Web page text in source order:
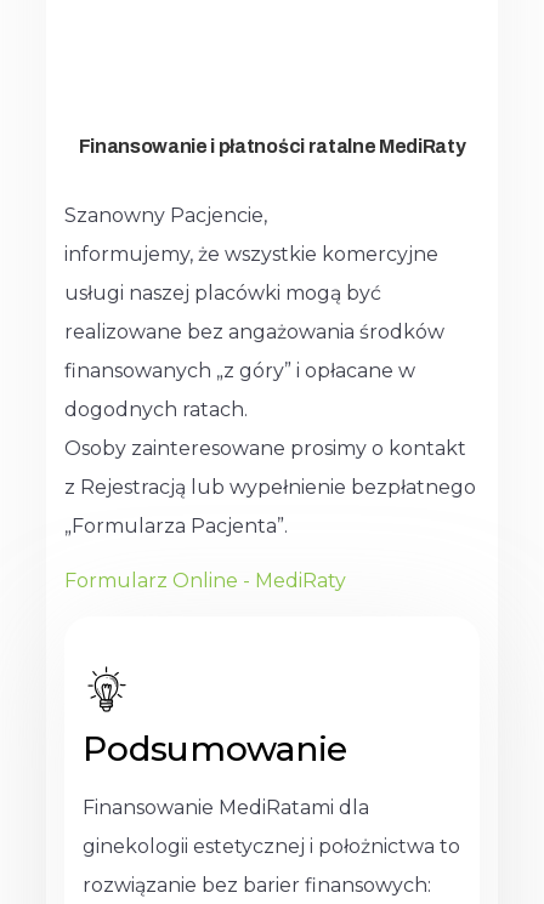
Finansowanie i płatności ratalne MediRaty
Szanowny Pacjencie,
informujemy, że wszystkie komercyjne
usługi naszej placówki mogą być
realizowane bez angażowania środków
finansowanych „z góry” i opłacane w
dogodnych ratach.
Osoby zainteresowane prosimy o kontakt
z Rejestracją lub wypełnienie bezpłatnego
„Formularza Pacjenta”.
Formularz Online - MediRaty
Podsumowanie
Finansowanie MediRatami dla
ginekologii estetycznej i położnictwa to
rozwiązanie bez barier finansowych: